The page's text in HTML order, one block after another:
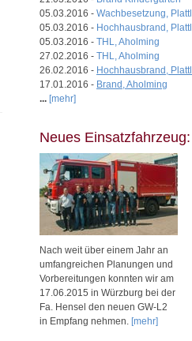
05.03.2016 - Wachbesetzung, Plattl.
05.03.2016 - Hochhausbrand, Plattl.
05.03.2016 - THL, Aholming
27.02.2016 - THL, Aholming
26.02.2016 - Hochhausbrand, Plattl.
17.01.2016 - Brand, Aholming
... [mehr]
Neues Einsatzfahrzeug:
Nach weit über einem Jahr an
umfangreichen Planungen und
Vorbereitungen konnten wir am
17.06.2015 in Würzburg bei der
Fa. Hensel den neuen GW-L2
in Empfang nehmen. [mehr]